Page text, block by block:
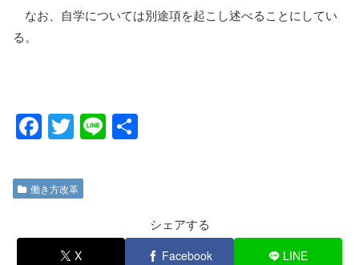
なお、自学については別途項を起こし述べることにしてい
る。
F
a
c
e
b
T
wi
tt
er
Li
n
働き方改革
シェアする
X Facebook LINE